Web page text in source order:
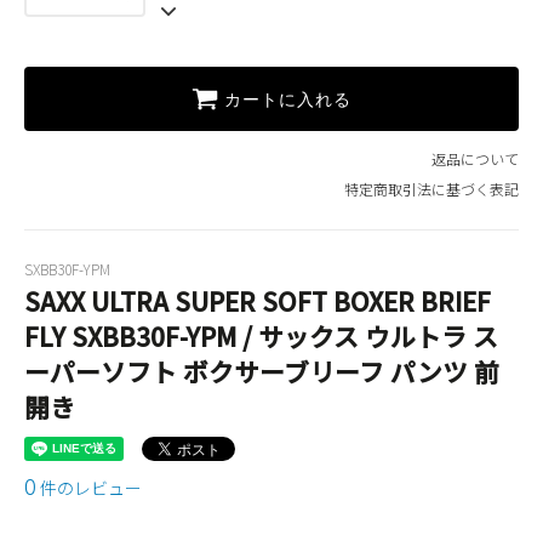
カートに入れる
返品について
特定商取引法に基づく表記
SXBB30F-YPM
SAXX ULTRA SUPER SOFT BOXER BRIEF
FLY SXBB30F-YPM / サックス ウルトラ ス
ーパーソフト ボクサーブリーフ パンツ 前
開き
0 件のレビュー